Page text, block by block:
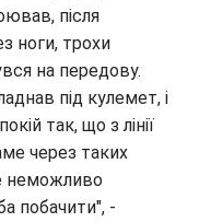
після
ноги, трохи
на передову.
під кулемет, і
так, що з лінії
через таких
неможливо
побачити", -